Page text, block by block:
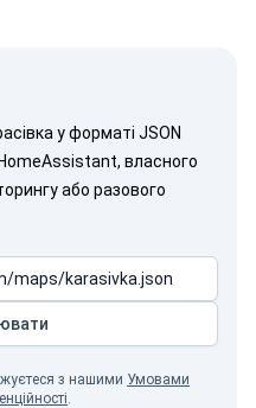
у форматі JSON
власного
або разового
з нашими Умовами
.